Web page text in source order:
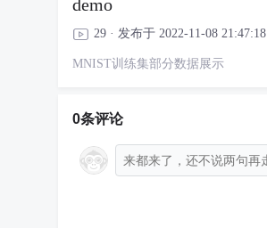
demo
29 · 发布于 2022-11-08 21:47:18
MNIST训练集部分数据展示
0条评论